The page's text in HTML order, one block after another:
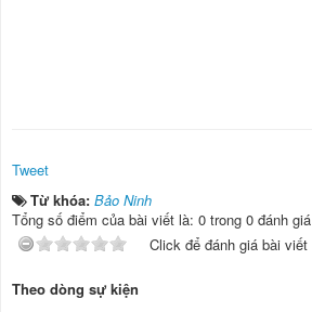
Tweet
Từ khóa: Bảo Ninh
Tổng số điểm của bài viết là: 0 trong 0 đánh giá
Click để đánh giá bài viết
Theo dòng sự kiện